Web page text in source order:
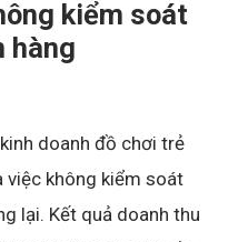
kiểm soát
hàng
doanh đồ chơi trẻ
việc không kiểm soát
lại. Kết quả doanh thu